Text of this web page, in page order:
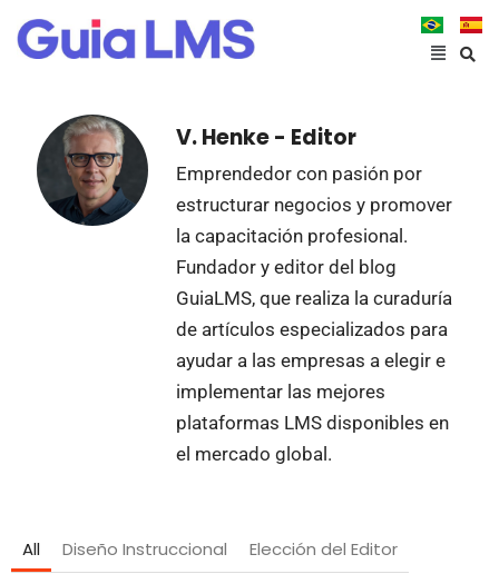
V. Henke - Editor
Emprendedor con pasión por
estructurar negocios y promover
la capacitación profesional.
Fundador y editor del blog
GuiaLMS, que realiza la curaduría
de artículos especializados para
ayudar a las empresas a elegir e
implementar las mejores
plataformas LMS disponibles en
el mercado global.
All Diseño Instruccional Elección del Editor